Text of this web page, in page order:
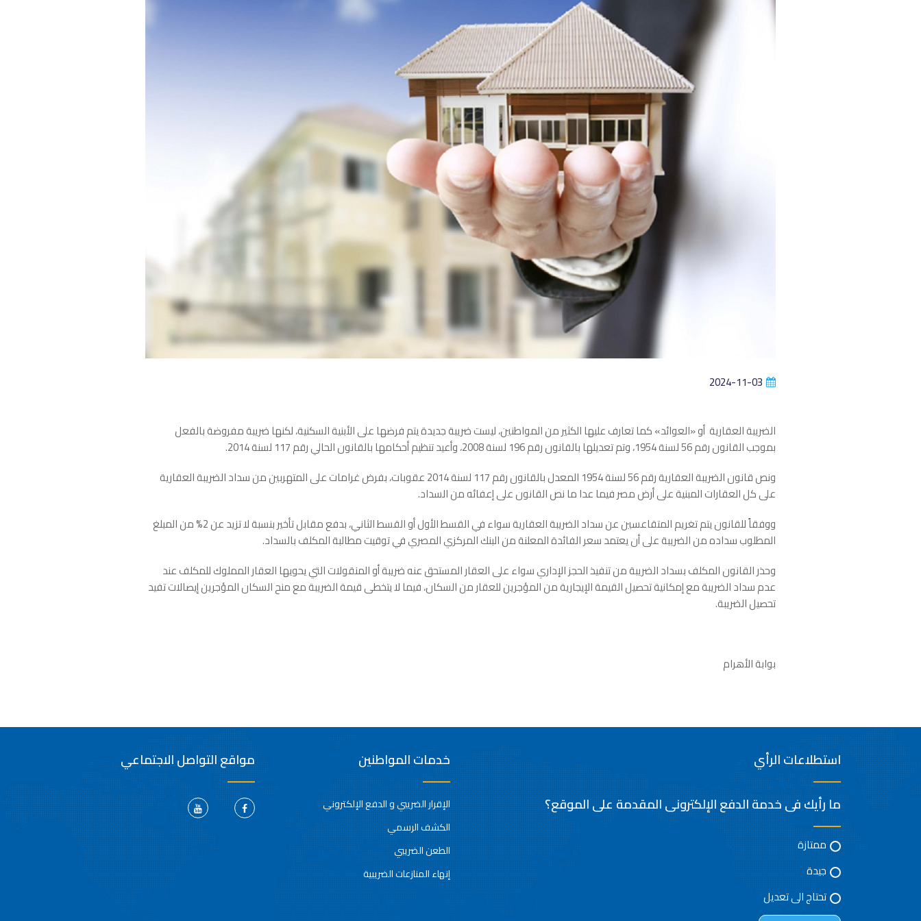
2024-11-03
الضريبة العقارية أو «العوائد» كما تعارف عليها الكثير من المواطنين، ليست ضريبة جديدة يتم فرضها على الأبنية السكنية، لكنها ضريبة مفروضة بالفعل
بموجب القانون رقم 56 لسنة 1954، وتم تعديلها بالقانون رقم 196 لسنة 2008، وأعيد تنظيم أحكامها بالقانون الحالي رقم 117 لسنة 2014
.
ونص قانون الضريبة العقارية رقم 56 لسنة 1954 المعدل بالقانون رقم 117 لسنة 2014 عقوبات، بفرض غرامات على المتهربين من سداد الضريبة العقارية
على كل العقارات المبنية على أرض مصر فيما عدا ما نص القانون على إعفائه من السداد.
ووفقاً للقانون يتم تغريم المتقاعسين عن سداد الضريبة العقارية سواء في القسط الأول أو القسط الثاني، بدفع مقابل تأخير بنسبة لا تزيد عن 2% من المبلغ
المطلوب سداده من الضريبة على أن يعتمد سعر الفائدة المعلنة من البنك المركزي المصري في توقيت مطالبة المكلف بالسداد.
وحذر القانون المكلف بسداد الضريبة من تنفيذ الحجز الإداري سواء على العقار المستحق عنه ضريبة أو المنقولات التي يحويها العقار المملوك للمكلف عند
عدم سداد الضريبة مع إمكانية تحصيل القيمة الإيجارية من المؤجرين للعقار من السكان، فيما لا يتخطى قيمة الضريبة مع منح السكان المؤجرين إيصالات تفيد
تحصيل الضريبة.
بوابة الأهرام
استطلاعات الرأي
ما رأيك فى خدمة الدفع الإلكترونى المقدمة على الموقع؟
ممتازة
جيدة
تحتاج الى تعديل
خدمات المواطنين
الإقرار الضريبي و الدفع الإلكتروني
الكشف الرسمي
الطعن الضريبي
إنهاء المنازعات الضريبية
مواقع التواصل الاجتماعي